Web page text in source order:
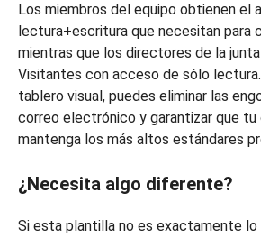
Los miembros del equipo obtienen el
lectura+escritura que necesitan para
mientras que los directores de la
Visitantes con acceso de sólo lectura.
tablero visual, puedes eliminar las
correo electrónico y garantizar que tu
mantenga los más altos estándares
¿Necesita algo diferente?
Si esta plantilla no es exactamente lo